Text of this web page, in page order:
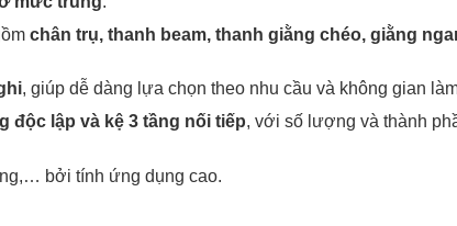
chân trụ, thanh beam, thanh giằng chéo, giằng
, giúp dễ dàng lựa chọn theo nhu cầu và không gian
độc lập và kệ 3 tầng nối tiếp, với số lượng và thành
bởi tính ứng dụng cao.